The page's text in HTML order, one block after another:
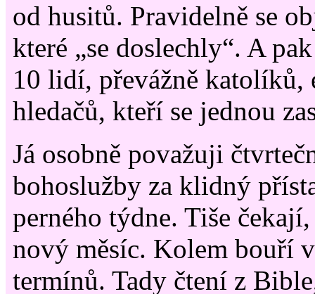
od husitů. Pravidelně se
které „se doslechly“. A
10 lidí, převážně katolíků,
hledačů, kteří se jednou
Já osobně považuji
bohoslužby za klidný
perného týdne. Tiše
nový měsíc. Kolem bouří
termínů. Tady čtení z